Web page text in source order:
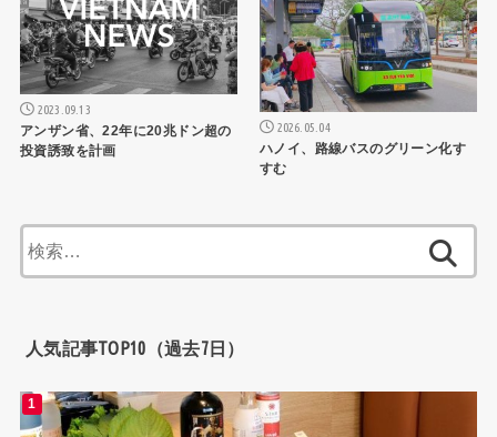
2023.09.13
アンザン省、22年に20兆ドン超の
投資誘致を計画
2026.05.04
ハノイ、路線バスのグリーン化す
すむ
索:
人気記事TOP10（過去7日）